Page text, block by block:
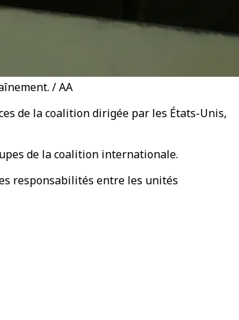
/ AA
de la coalition dirigée par les États-Unis,
de la coalition internationale.
responsabilités entre les unités